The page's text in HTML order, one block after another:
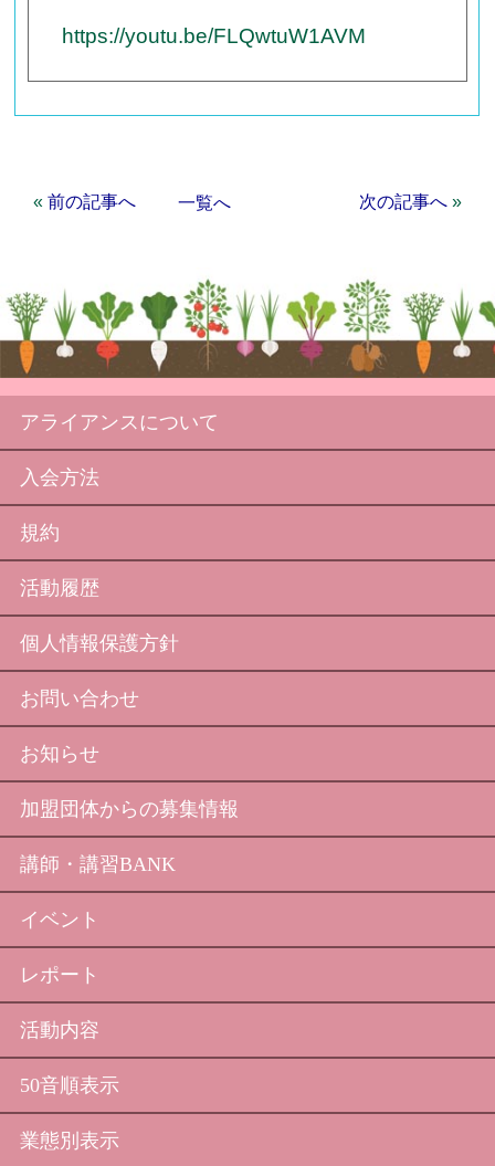
https://youtu.be/FLQwtuW1AVM
«前の記事へ 一覧へ 次の記事へ»
アライアンスについて
入会方法
規約
活動履歴
個人情報保護方針
お問い合わせ
お知らせ
加盟団体からの募集情報
講師・講習BANK
イベント
レポート
活動内容
50音順表示
業態別表示